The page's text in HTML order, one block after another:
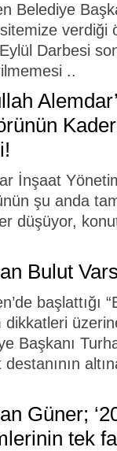
Belediye
verdiği
Darbesi
..
İnşaat
şu anda
düşüyor,
Bulut
başlattığı
dikkatleri
Başkanı
destanının
Güner;
tek